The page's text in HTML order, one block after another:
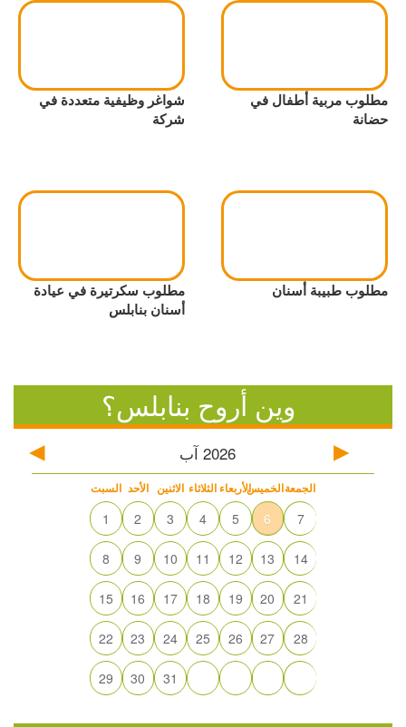
مطلوب مربية أطفال في
حضانة
شواغر وظيفية متعددة في
شركة
مطلوب طبيبة أسنان
مطلوب سكرتيرة في عيادة
أسنان بنابلس
وين أروح بنابلس؟
2026 آب
السبت الأحد الاثنين الثلاثاء الأربعاءالخميسالجمعة
1 2 3 4 5 6 7
8 9 10 11 12 13 14
15 16 17 18 19 20 21
22 23 24 25 26 27 28
29 30 31